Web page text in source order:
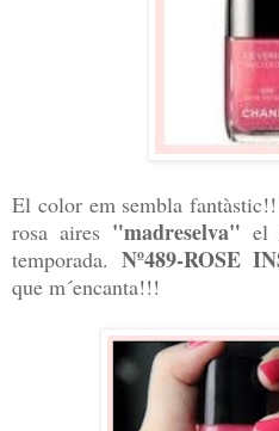
El color em sembla
rosa aires "madreselva" el
temporada. Nº489-ROSE
que m´encanta!!!